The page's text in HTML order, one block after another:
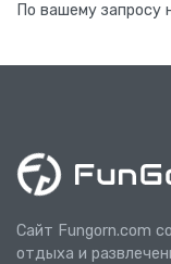
По вашему запросу
Сайт Fungorn.com
отдыха и